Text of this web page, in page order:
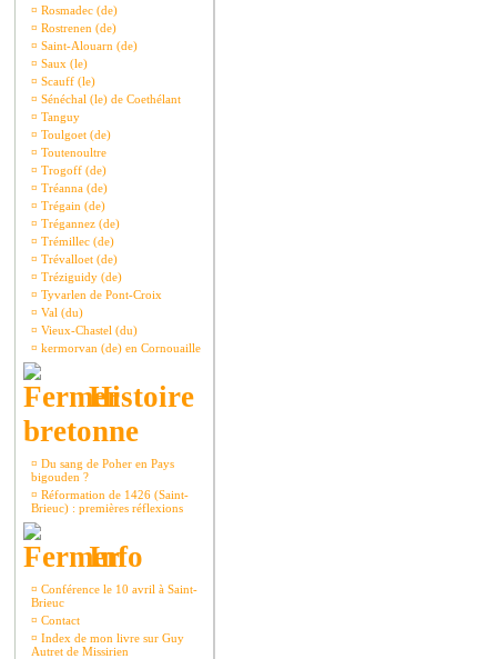
¤ Rosmadec (de)
¤ Rostrenen (de)
¤ Saint-Alouarn (de)
¤ Saux (le)
¤ Scauff (le)
¤ Sénéchal (le) de Coethélant
¤ Tanguy
¤ Toulgoet (de)
¤ Toutenoultre
¤ Trogoff (de)
¤ Tréanna (de)
¤ Trégain (de)
¤ Trégannez (de)
¤ Trémillec (de)
¤ Trévalloet (de)
¤ Tréziguidy (de)
¤ Tyvarlen de Pont-Croix
¤ Val (du)
¤ Vieux-Chastel (du)
¤ kermorvan (de) en Cornouaille
Histoire
bretonne
¤ Du sang de Poher en Pays
bigouden ?
¤ Réformation de 1426 (Saint-
Brieuc) : premières réflexions
Info
¤ Conférence le 10 avril à Saint-
Brieuc
¤ Contact
¤ Index de mon livre sur Guy
Autret de Missirien